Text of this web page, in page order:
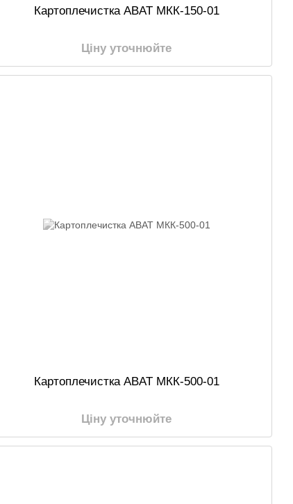
Картоплечистка ABAT МКК-150-01
Ціну уточнюйте
Картоплечистка ABAT МКК-500-01
Ціну уточнюйте